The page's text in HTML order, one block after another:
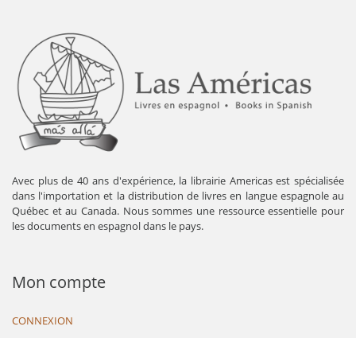
Avec plus de 40 ans d'expérience, la librairie Americas est spécialisée
dans l'importation et la distribution de livres en langue espagnole au
Québec et au Canada. Nous sommes une ressource essentielle pour
les documents en espagnol dans le pays.
Mon compte
CONNEXION